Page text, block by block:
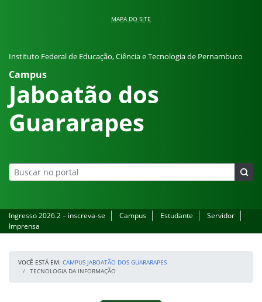
MAPA DO SITE
Instituto Federal de Educação, Ciência e Tecnologia de Pernambuco
Campus
Jaboatão dos
Guararapes
Ingresso 2026.2 – inscreva-se Campus Estudante
Servidor
Imprensa
VOCÊ ESTÁ EM: CAMPUS JABOATÃO DOS GUARARAPES
TECNOLOGIA DA INFORMAÇÃO